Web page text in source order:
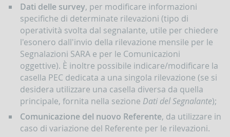
Dati delle survey, per modificare informazioni
specifiche di determinate rilevazioni (tipo di
operatività svolta dal segnalante, utile per chiedere
l'esonero dall'invio della rilevazione mensile per le
Segnalazioni SARA e per le Comunicazioni
oggettive). È inoltre possibile indicare/modificare la
casella PEC dedicata a una singola rilevazione (se si
desidera utilizzare una casella diversa da quella
principale, fornita nella sezione Dati del Segnalante);
Comunicazione del nuovo Referente, da utilizzare in
caso di variazione del Referente per le rilevazioni.